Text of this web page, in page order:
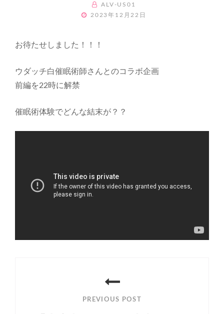
BY
ALV-US01
POSTED
2023年12月22日
お待たせしました！！！
ウダッチ白催眠術師さんとのコラボ企画
前編を22時に解禁
催眠術体験でどんな結末が？？
PREVIOUS POST